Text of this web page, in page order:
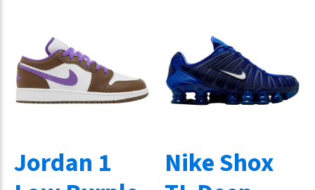
Jordan 1
Nike Shox